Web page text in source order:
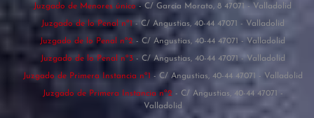
Juzgado de Menores único - C/ García Morato, 8 47071 - Valladolid
Juzgado de lo Penal nº1 - C/ Angustias, 40-44 47071 - Valladolid
Juzgado de lo Penal nº2 - C/ Angustias, 40-44 47071 - Valladolid
Juzgado de lo Penal nº3 - C/ Angustias, 40-44 47071 - Valladolid
Juzgado de Primera Instancia nº1 - C/ Angustias, 40-44 47071 - Valladolid
Juzgado de Primera Instancia nº2 - C/ Angustias, 40-44 47071 -
Valladolid